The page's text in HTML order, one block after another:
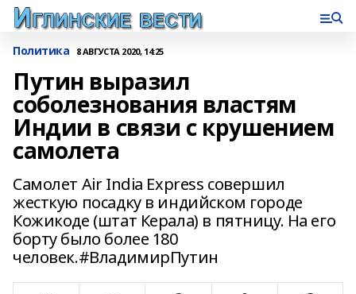
Политика 8 АВГУСТА 2020, 14:25
Путин выразил
соболезнования властям
Индии в связи с крушением
самолета
Самолет Air India Express совершил
жесткую посадку в индийском городе
Кожикоде (штат Керала) в пятницу. На его
борту было более 180
человек.#ВладимирПутин